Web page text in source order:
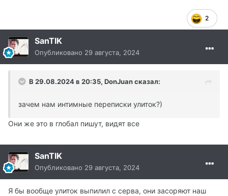
2
SanTIK
Опубликовано 29 августа, 2024
В 29.08.2024 в 20:35, DonJuanсказал:
зачем нам интимные переписки улиток?)
Они же это в глобал пишут, видят все
SanTIK
Опубликовано 29 августа, 2024
Я бы вообще улиток выпилил с серва, они засоряют наш